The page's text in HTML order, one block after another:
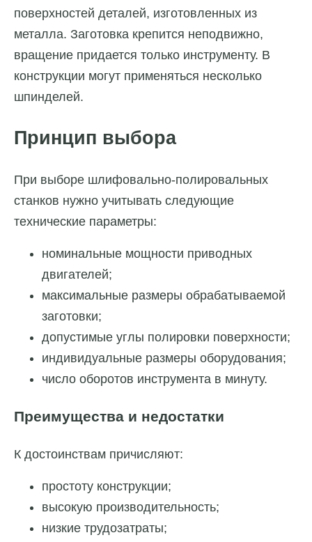
поверхностей деталей, изготовленных из
металла. Заготовка крепится неподвижно,
вращение придается только инструменту. В
конструкции могут применяться несколько
шпинделей.
Принцип выбора
При выборе шлифовально-полировальных
станков нужно учитывать следующие
технические параметры:
номинальные мощности приводных
двигателей;
максимальные размеры обрабатываемой
заготовки;
допустимые углы полировки поверхности;
индивидуальные размеры оборудования;
число оборотов инструмента в минуту.
Преимущества и недостатки
К достоинствам причисляют:
простоту конструкции;
высокую производительность;
низкие трудозатраты;